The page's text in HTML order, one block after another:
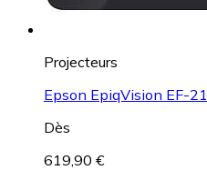
Projecteurs
Epson EpiqVision EF-21
Dès
619,90 €